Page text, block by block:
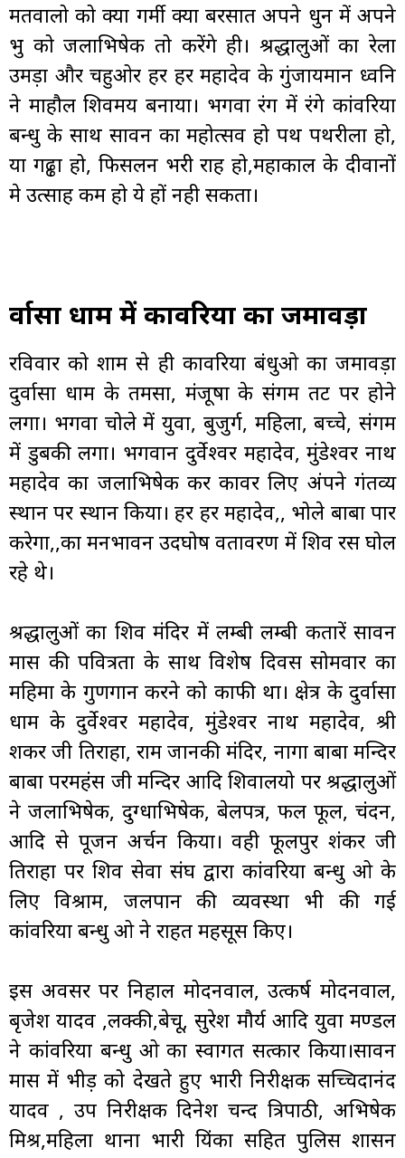
मतवालो को क्या गर्मी क्या बरसात अपने धुन में अपने
प्रभु को जलाभिषेक तो करेंगे ही। श्रद्धालुओं का रेला
उमड़ा और चहुओर हर हर महादेव के गुंजायमान ध्वनि
ने माहौल शिवमय बनाया। भगवा रंग में रंगे कांवरिया
बन्धु के साथ सावन का महोत्सव हो पथ पथरीला हो,
या गढ्ढा हो, फिसलन भरी राह हो,महाकाल के दीवानों
मे उत्साह कम हो ये हों नही सकता।
दुर्वासा धाम में कावरिया का जमावड़ा
रविवार को शाम से ही कावरिया बंधुओ का जमावड़ा
दुर्वासा धाम के तमसा, मंजूषा के संगम तट पर होने
लगा। भगवा चोले में युवा, बुजुर्ग, महिला, बच्चे, संगम
में डुबकी लगा। भगवान दुर्वेश्वर महादेव, मुंडेश्वर नाथ
महादेव का जलाभिषेक कर कावर लिए अंपने गंतव्य
स्थान पर प्रस्थान किया। हर हर महादेव,, भोले बाबा पार
करेगा,,का मनभावन उदघोष वतावरण में शिव रस घोल
रहे थे।
श्रद्धालुओं का शिव मंदिर में लम्बी लम्बी कतारें सावन
मास की पवित्रता के साथ विशेष दिवस सोमवार का
महिमा के गुणगान करने को काफी था। क्षेत्र के दुर्वासा
धाम के दुर्वेश्वर महादेव, मुंडेश्वर नाथ महादेव, श्री
शकर जी तिराहा, राम जानकी मंदिर, नागा बाबा मन्दिर
बाबा परमहंस जी मन्दिर आदि शिवालयो पर श्रद्धालुओं
ने जलाभिषेक, दुग्धाभिषेक, बेलपत्र, फल फूल, चंदन,
आदि से पूजन अर्चन किया। वही फूलपुर शंकर जी
तिराहा पर शिव सेवा संघ द्वारा कांवरिया बन्धु ओ के
लिए विश्राम, जलपान की व्यवस्था भी की गई
कांवरिया बन्धु ओ ने राहत महसूस किए।
इस अवसर पर निहाल मोदनवाल, उत्कर्ष मोदनवाल,
बृजेश यादव ,लक्की,बेचू, सुरेश मौर्य आदि युवा मण्डल
ने कांवरिया बन्धु ओ का स्वागत सत्कार किया।सावन
मास में भीड़ को देखते हुए प्रभारी निरीक्षक सच्चिदानंद
यादव , उप निरीक्षक दिनेश चन्द त्रिपाठी, अभिषेक
मिश्र,महिला थाना प्रभारी प्रियंका सहित पुलिस प्रशासन